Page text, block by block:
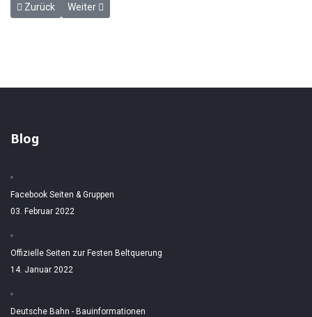
Vorheriger Beitrag: ANZEIGE Eisenbahn-Direktions-Bezirk Altona
Zurück Nächster Beitrag: Die Arbeiten bei der Gremsmühlen -
Weiter
Blog
Facebook Seiten & Gruppen
03. Februar 2022
Offizielle Seiten zur Festen Beltquerung
14. Januar 2022
Deutsche Bahn - Bauinformationen